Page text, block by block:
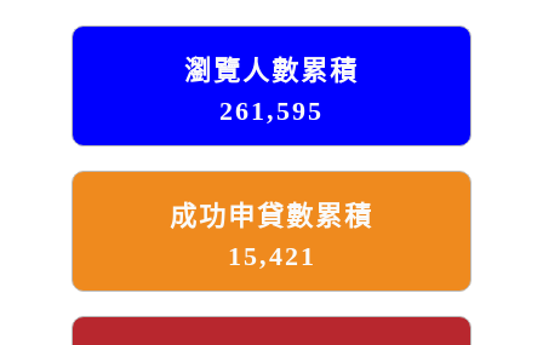
瀏覽人數累積
261,595
成功申貸數累積
15,421